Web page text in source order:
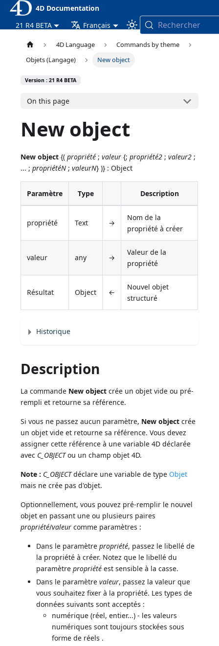
4D Documentation
21 R4 BETA
Français Rechercher
4D Language
Commands by theme
Objets (Langage)
New object
Version : 21 R4 BETA
On this page
New object
New object {(propriété ;valeur {;propriété2 ;valeur2 ;
... ;propriétéN ;valeurN} )} : Object
Paramètre Type Description
propriété Text →
Nom de la
propriété à créer
valeur any →
Valeur de la
propriété
Résultat Object ←
Nouvel objet
structuré
Historique
Description
La commande New object crée un objet vide ou pré-
rempli et retourne sa référence.
Si vous ne passez aucun paramètre, New object crée
un objet vide et retourne sa référence. Vous devez
assigner cette référence à une variable 4D déclarée
avec C_OBJECTou un champ objet 4D.
Note : C_OBJECTdéclare une variable de type Objet
mais ne crée pas d'objet.
Optionnellement, vous pouvez pré-remplir le nouvel
objet en passant une ou plusieurs paires
propriété/valeur comme paramètres :
Dans le paramètrepropriété, passez le libellé de
la propriété à créer. Notez que le libellé du
paramètrepropriété est sensible à la casse.
Dans le paramètrevaleur, passez la valeur que
vous souhaitez fixer à la propriété. Les types de
données suivants sont acceptés :
numérique (réel, entier...) - les valeurs
numériques sont toujours stockées sous
forme de réels .